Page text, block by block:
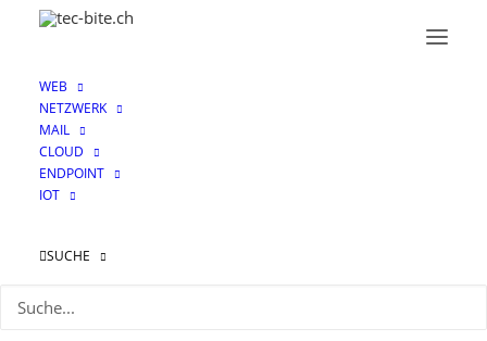
WEB
NETZWERK
MAIL
CLOUD
ENDPOINT
IOT
SUCHE